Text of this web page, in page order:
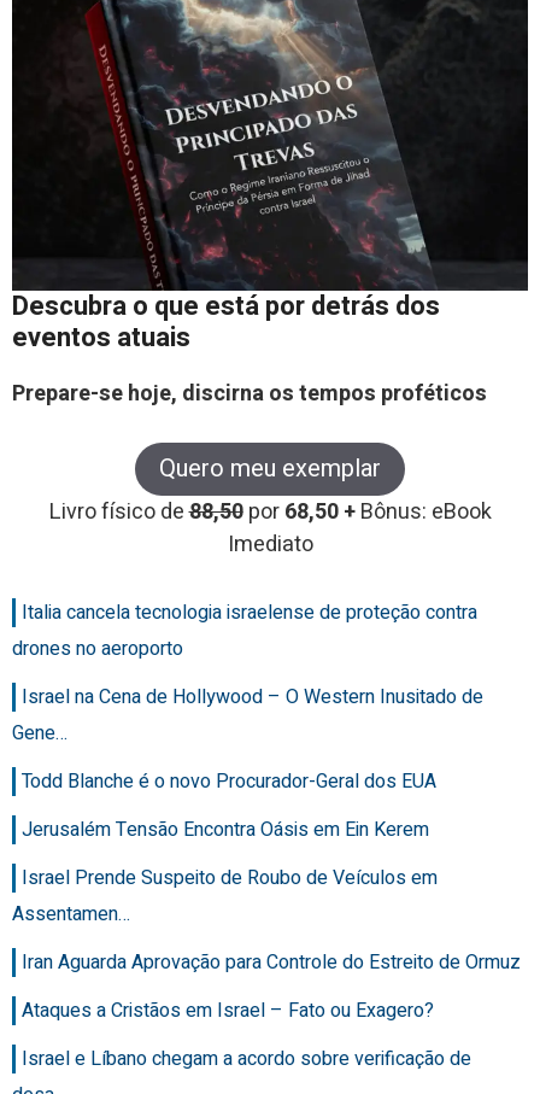
Descubra o que está por detrás dos
eventos atuais
Prepare-se hoje, discirna os tempos proféticos
Quero meu exemplar
Livro físico de88,50 por68,50 +Bônus: eBook
Imediato
Italia cancela tecnologia israelense de proteção contra
drones no aeroporto
Israel na Cena de Hollywood – O Western Inusitado de
Gene…
Todd Blanche é o novo Procurador-Geral dos EUA
Jerusalém Tensão Encontra Oásis em Ein Kerem
Israel Prende Suspeito de Roubo de Veículos em
Assentamen…
Iran Aguarda Aprovação para Controle do Estreito de Ormuz
Ataques a Cristãos em Israel – Fato ou Exagero?
Israel e Líbano chegam a acordo sobre verificação de